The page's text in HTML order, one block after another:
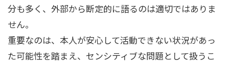
分も多く、外部から断定的に語るのは適切ではありま
せん。
重要なのは、本人が安心して活動できない状況があっ
た可能性を踏まえ、センシティブな問題として扱うこ